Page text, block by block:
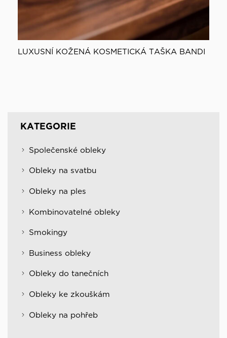
KATEGORIE
Společenské obleky
Obleky na svatbu
Obleky na ples
Kombinovatelné obleky
Smokingy
Business obleky
Obleky do tanečních
Obleky ke zkouškám
Obleky na pohřeb
LUXUSNÍ KOŽENÁ KOSMETICKÁ TAŠKA BANDI